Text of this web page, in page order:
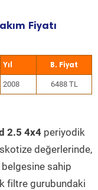
Fiyatı
Yıl
2008 6488 TL
2.5 4x4 periyodik
değerlerinde,
sahip
filtre gurubundaki